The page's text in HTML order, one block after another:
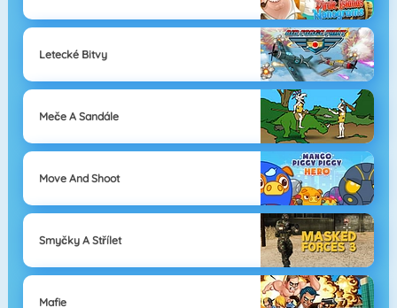
Letecké Bitvy
Meče A Sandále
Move And Shoot
Smyčky A Střílet
Mafie